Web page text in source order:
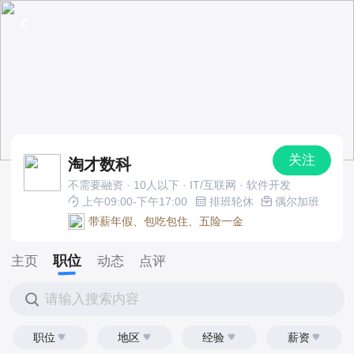
淘才数科 关注
不需要融资 · 10人以下 · IT/互联网 · 软件开发
上午09:00-下午17:00
排班轮休
偶尔加班
带薪年假、包吃包住、五险一金
主页 职位 动态 点评
请输入搜索内容
职位 地区 经验 薪资